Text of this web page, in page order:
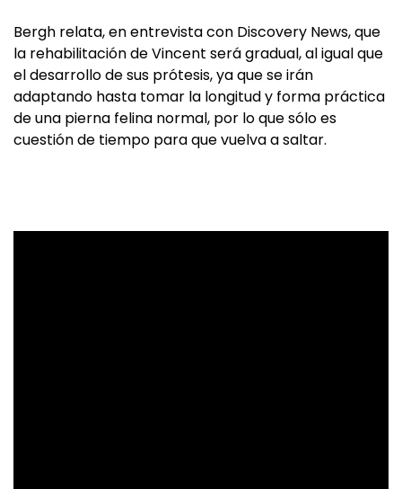
Bergh relata, en entrevista con Discovery News, que
la rehabilitación de Vincent será gradual, al igual que
el desarrollo de sus prótesis, ya que se irán
adaptando hasta tomar la longitud y forma práctica
de una pierna felina normal, por lo que sólo es
cuestión de tiempo para que vuelva a saltar.